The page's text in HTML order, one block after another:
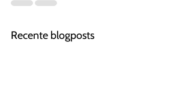
Recente blogposts